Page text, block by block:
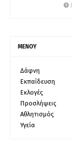
ΜΕΝΟΥ
Δάφνη
Εκπαίδευση
Εκλογές
Προσλήψεις
Αθλητισμός
Υγεία